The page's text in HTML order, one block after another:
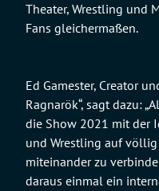
Theater, Wrestling und
Fans gleichermaßen.
Ed Gamester, Creator
Ragnarök“, sagt dazu:
die Show 2021 mit der
und Wrestling auf völlig
miteinander zu
daraus einmal ein